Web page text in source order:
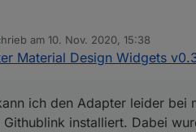
2 Tablets. Leider habe ich Probleme
am10. Nov. 2020, 15:38
editiert von
Material Design Widgets
ich den Adapter leider bei
installiert. Dabei